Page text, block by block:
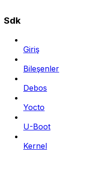
Sdk
Giriş
Bileşenler
Debos
Yocto
U-Boot
Kernel